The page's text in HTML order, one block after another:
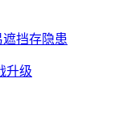
挡存隐患
升级